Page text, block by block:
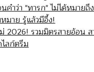
คำว่า "ทารก" ไม่ได้หมายถึ
หมาย รู้แล้วมีอึ้ง!
2026! รวมมิตรสายอ้อน ส
ลก์ตรึม